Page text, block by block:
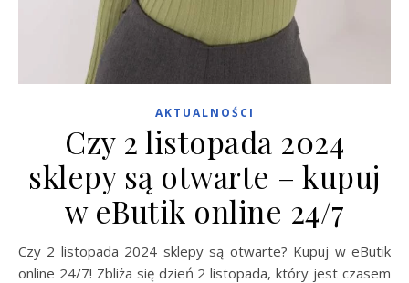
AKTUALNOŚCI
Czy 2 listopada 2024
sklepy są otwarte – kupuj
w eButik online 24/7
Czy 2 listopada 2024 sklepy są otwarte? Kupuj w eButik
online 24/7! Zbliża się dzień 2 listopada, który jest czasem